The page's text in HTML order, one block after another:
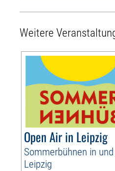
Weitere
Open Air in Leipzig
Sommerbühnen in
Leipzig